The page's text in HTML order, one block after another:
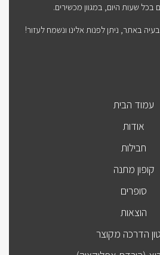
בכל שעות היום, במגוון מכשירים.
באתר, ניתן לפנות אלינו ונשמח לעזור!
עמוד הבית
אודות
חבילות
קופון מתנה
סופרים
הוצאות
הדרכה מקוצר